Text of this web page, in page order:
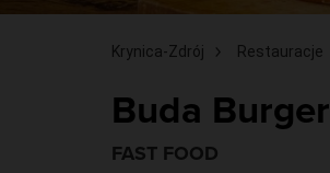
Krynica-Zdrój Restauracje
Buda Burger
FAST FOOD